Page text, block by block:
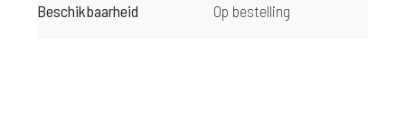
Beschikbaarheid Op bestelling